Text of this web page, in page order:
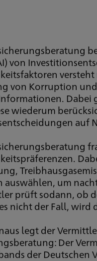
von
von Korruption
Dabei
wiederum
auf
auswählen, um
prüft sodann, ob
nicht der Fall, wird
legt der
Der
der